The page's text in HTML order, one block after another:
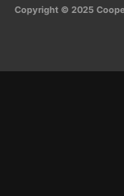
Copyright © 2025